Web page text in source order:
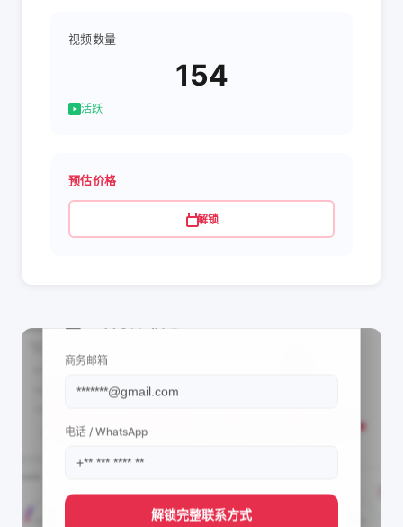
视频数量
154
活跃
预估价格
解锁
商务邮箱
电话 / WhatsApp
解锁完整联系方式